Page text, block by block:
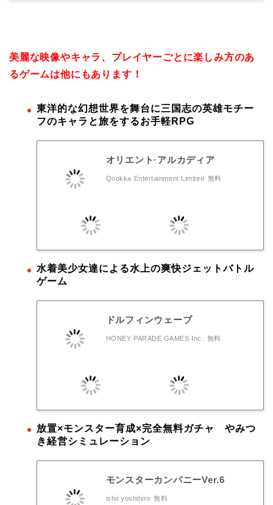
美麗な映像やキャラ、プレイヤーごとに楽しみ方のあ
るゲームは他にもあります！
東洋的な幻想世界を舞台に三国志の英雄モチー
フのキャラと旅をするお手軽RPG
オリエント·アルカディア
Qookka Entertainment Limited 無料
水着美少女達による水上の爽快ジェットバトル
ゲーム
ドルフィンウェーブ
HONEY PARADE GAMES Inc. 無料
放置×モンスター育成×完全無料ガチャ やみつ
き経営シミュレーション
モンスターカンパニーVer.6
ishii yoshihiro 無料